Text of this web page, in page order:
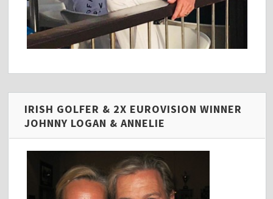
IRISH GOLFER & 2X EUROVISION WINNER
JOHNNY LOGAN & ANNELIE